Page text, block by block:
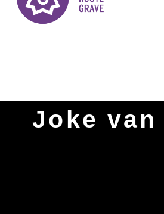
Joke van